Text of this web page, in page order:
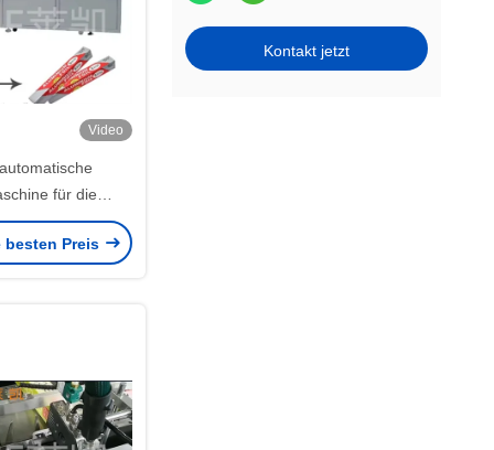
Kunststofffolien
Filmbrechner
Kontakt jetzt
Video
für die
Folienrollen
min
besten Preis